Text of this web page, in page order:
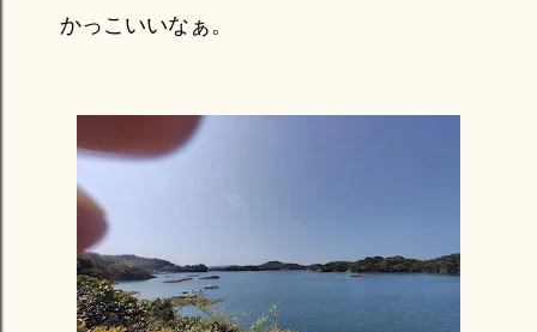
かっこいいなぁ。